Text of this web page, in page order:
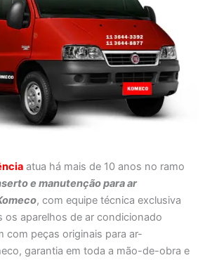
atua há mais de 10 anos no ramo
e manutenção para ar
, com equipe técnica exclusiva
os aparelhos de ar condicionado
com peças originais para ar-
garantia em toda a mão-de-obra e